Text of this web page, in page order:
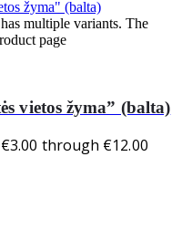
multiple variants. The
page
vietos žyma” (balta)
through €12.00